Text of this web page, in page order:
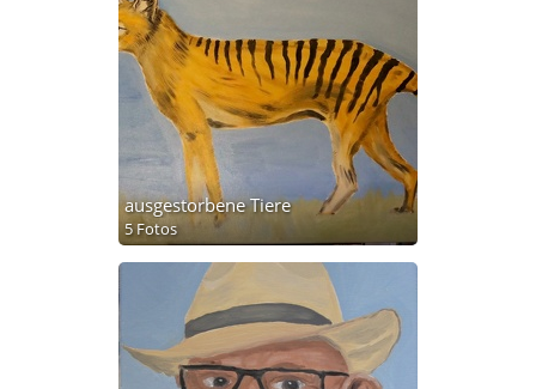
ausgestorbene Tiere
5 Fotos